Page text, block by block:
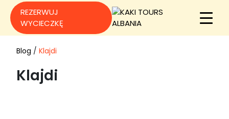
REZERWUJ
WYCIECZKĘ
Blog / Klajdi
Klajdi